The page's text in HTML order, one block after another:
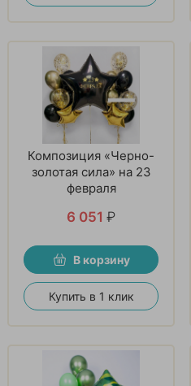
Композиция «Черно-
золотая сила» на 23
февраля
6 051 ₽
В корзину
Купить в 1 клик